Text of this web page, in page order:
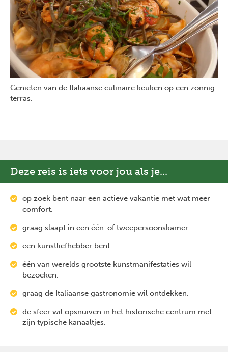
Genieten van de Italiaanse culinaire keuken op een zonnig
terras.
Deze reis is iets voor jou als je...
op zoek bent naar een actieve vakantie met wat meer
comfort.
graag slaapt in een één-of tweepersoonskamer.
een kunstliefhebber bent.
één van werelds grootste kunstmanifestaties wil
bezoeken.
graag de Italiaanse gastronomie wil ontdekken.
de sfeer wil opsnuiven in het historische centrum met
zijn typische kanaaltjes.